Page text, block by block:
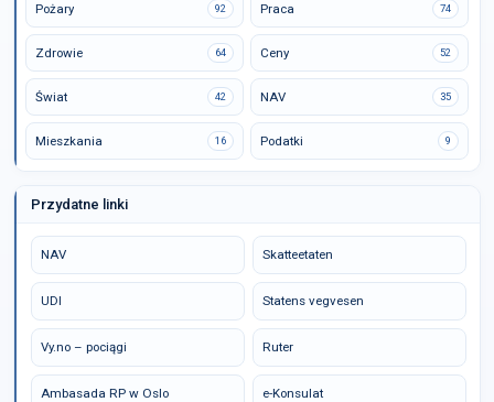
Pożary 92 Praca 74
Zdrowie 64 Ceny 52
Świat 42 NAV 35
Mieszkania 16 Podatki 9
Przydatne linki
NAV Skatteetaten
UDI Statens vegvesen
Vy.no – pociągi Ruter
Ambasada RP w Oslo e-Konsulat